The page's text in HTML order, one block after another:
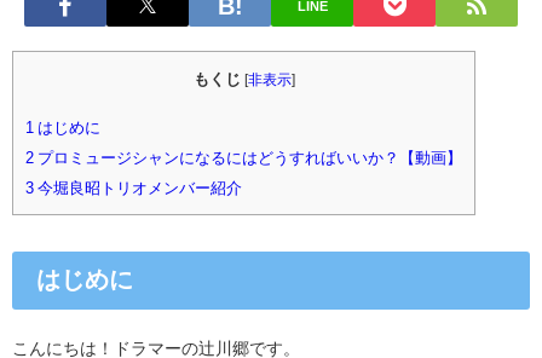
LINE
もくじ 非表示]
1 はじめに
2 プロミュージシャンになるにはどうすればいいか？【動画】
3 今堀良昭トリオメンバー紹介
はじめに
こんにちは！ドラマーの辻川郷です。